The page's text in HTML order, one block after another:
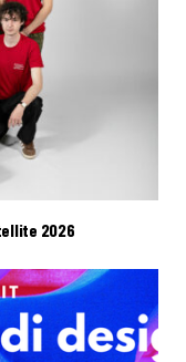
2026